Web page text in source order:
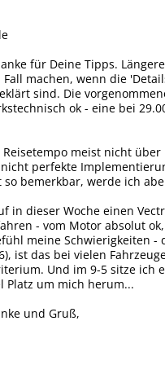
für Deine Tipps.
machen, wenn die
sind. Die
ok - eine bei
Reisetempo meist nicht
perfekte
so bemerkbar, werde ich
in dieser Woche einen
- vom Motor absolut
meine Schwierigkeiten -
ist das bei vielen
Und im 9-5 sitze ich
Platz um mich herum...
und Gruß,